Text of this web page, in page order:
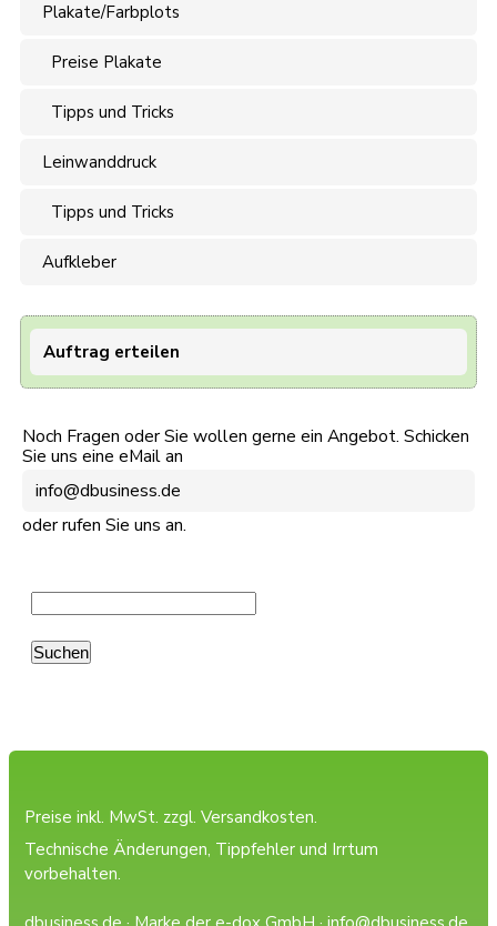
Plakate/Farbplots
Preise Plakate
Tipps und Tricks
Leinwanddruck
Tipps und Tricks
Aufkleber
Auftrag erteilen
Noch Fragen oder Sie wollen gerne ein Angebot. Schicken
Sie uns eine eMail an
info@dbusiness.de
oder rufen Sie uns an.
Preise inkl. MwSt. zzgl. Versandkosten.
Technische Änderungen, Tippfehler und Irrtum
vorbehalten.